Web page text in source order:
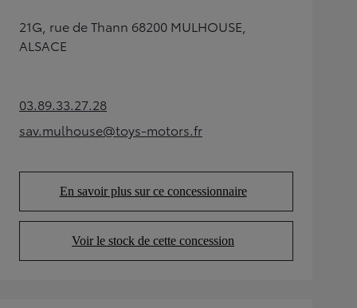
21G, rue de Thann 68200 MULHOUSE,
ALSACE
03.89.33.27.28(Opens in new tab)
sav.mulhouse@toys-motors.fr
(Opens in new tab)
En savoir plus sur ce concessionnaire
(Opens in new tab)
Voir le stock de cette concession
(Opens in new tab)